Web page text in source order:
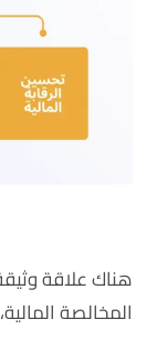
هناك علاقة
المخالصة